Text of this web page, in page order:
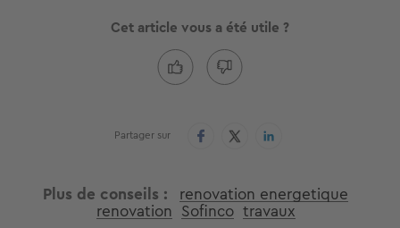
Cet article vous a été utile ?
Partager sur
Plus de conseils renovation energetique
renovation Sofinco travaux